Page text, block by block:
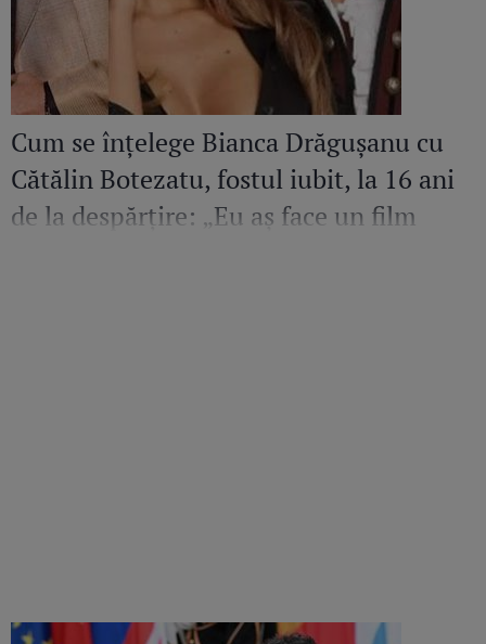
Cum se înțelege Bianca Drăgușanu cu
Cătălin Botezatu, fostul iubit, la 16 ani
de la despărțire: „Eu aș face un film